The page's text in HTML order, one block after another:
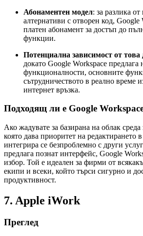
Абонаментен модел: за разлика
алтернативи с отворен код, Google
платен абонамент за достъп до
функции.
Потенциална зависимост от това
докато Google Workspace предлага
функционалности, основните
сътрудничеството в реално време
интернет връзка.
Подходящ ли е Google
Ако жадувате за базирана на облак среда
която дава приоритет на редактирането
интегрира се безпроблемно с други
предлага познат интерфейс, Google
избор. Той е идеален за фирми от
екипи и всеки, който търси сигурно и
продуктивност.
7. Apple iWork
Преглед